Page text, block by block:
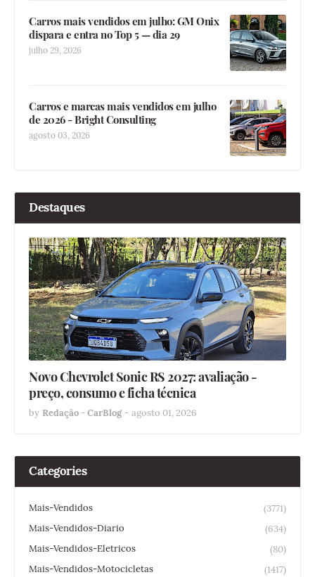
Carros mais vendidos em julho: GM Onix
dispara e entra no Top 5 — dia 29
julho 29, 2026
Carros e marcas mais vendidos em julho
de 2026 - Bright Consulting
agosto 03, 2026
Destaques
Novo Chevrolet Sonic RS 2027: avaliação -
preço, consumo e ficha técnica
by Redação - CarBlog - agosto 01, 2026
Categories
Mais-Vendidos
(3771)
Mais-Vendidos-Diario
(634)
Mais-Vendidos-Eletricos
(80)
Mais-Vendidos-Motocicletas
(1417)